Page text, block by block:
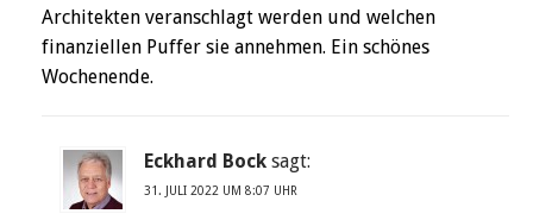
Architekten veranschlagt werden und welchen
finanziellen Puffer sie annehmen. Ein schönes
Wochenende.
Eckhard Bock sagt:
31. JULI 2022 UM 8:07 UHR